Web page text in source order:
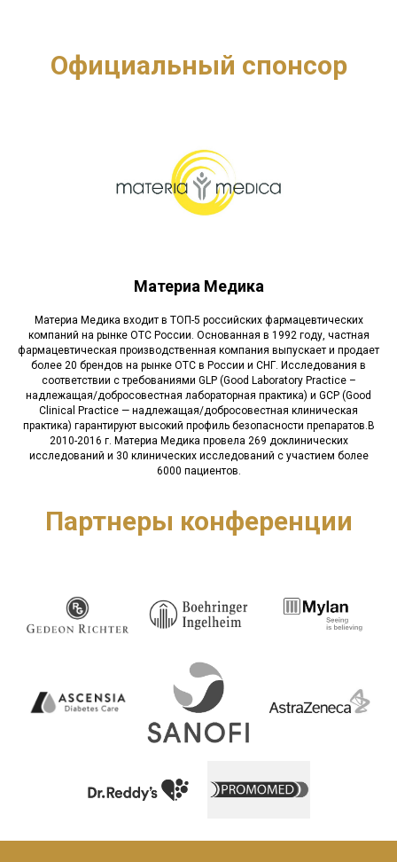
Официальный спонсор
Материа Медика
Материа Медика входит в ТОП-5 российских фармацевтических
компаний на рынке ОТС России. Основанная в 1992 году, частная
фармацевтическая производственная компания выпускает и продает
более 20 брендов на рынке ОТС в России и СНГ. Исследования в
соответствии с требованиями GLP (Good Laboratory Practice –
надлежащая/добросовестная лабораторная практика) и GCP (Good
Clinical Practice — надлежащая/добросовестная клиническая
практика) гарантируют высокий профиль безопасности препаратов.В
2010-2016 г. Материа Медика провела 269 доклинических
исследований и 30 клинических исследований с участием более
6000 пациентов.
Партнеры конференции